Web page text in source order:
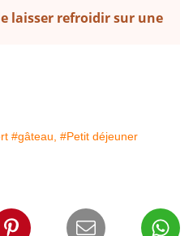
laisser refroidir sur une
#gâteau, #Petit déjeuner